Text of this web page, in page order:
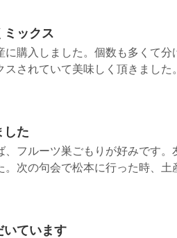
ミックス
に購入しました。個数も多くて
スされていて美味しく頂きました
した
、フルーツ巣ごもりが好みです
。次の句会で松本に行った時、土
いています